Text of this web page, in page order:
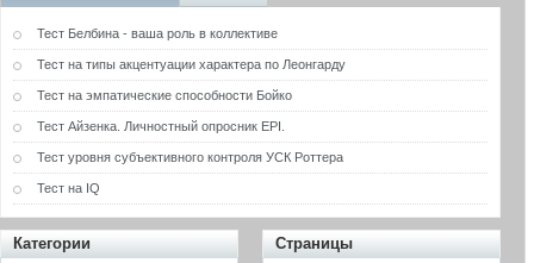
Тест Белбина - ваша роль в коллективе
Тест на типы акцентуации характера по Леонгарду
Тест на эмпатические способности Бойко
Тест Айзенка. Личностный опросник EPI.
Тест уровня субъективного контроля УСК Роттера
Тест на IQ
Категории Страницы